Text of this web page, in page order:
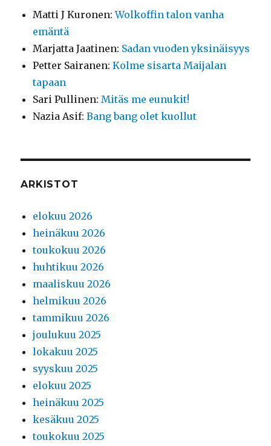
Matti J Kuronen:Wolkoffin talon vanha
emäntä
Marjatta Jaatinen: Sadan vuoden yksinäisyys
Petter Sairanen:Kolme sisarta Maijalan
tapaan
Sari Pullinen: Mitäs me eunukit!
Nazia Asif:Bang bang olet kuollut
ARKISTOT
elokuu 2026
heinäkuu 2026
toukokuu 2026
huhtikuu 2026
maaliskuu 2026
helmikuu 2026
tammikuu 2026
joulukuu 2025
lokakuu 2025
syyskuu 2025
elokuu 2025
heinäkuu 2025
kesäkuu 2025
toukokuu 2025